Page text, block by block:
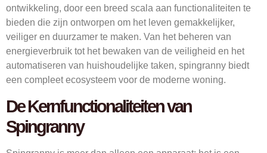
ontwikkeling, door een breed scala aan functionaliteiten te
bieden die zijn ontworpen om het leven gemakkelijker,
veiliger en duurzamer te maken. Van het beheren van
energieverbruik tot het bewaken van de veiligheid en het
automatiseren van huishoudelijke taken, spingranny biedt
een compleet ecosysteem voor de moderne woning.
De Kernfunctionaliteiten van
Spingranny